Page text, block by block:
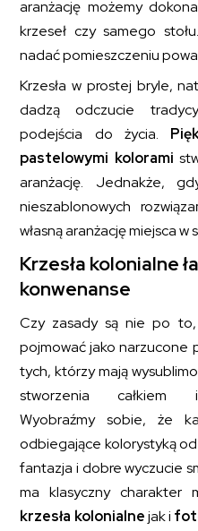
aranżację możemy
krzeseł czy samego stołu.
nadać pomieszczeniu
Krzesła w prostej bryle,
dadzą odczucie
podejścia do życia.
pastelowymi kolorami
aranżację. Jednakże,
nieszablonowych
własną aranżację miejsca w
Krzesła kolonialne
konwenanse
Czy zasady są nie po
pojmować jako narzucone
tych, którzy mają
stworzenia całkiem
Wyobraźmy sobie, że
odbiegające kolorystyką
fantazja i dobre wyczucie
ma klasyczny charakter
krzesła kolonialnejak i